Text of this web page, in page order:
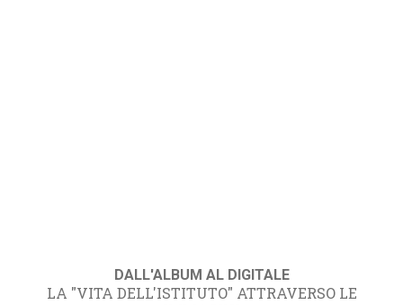
DALL'ALBUM AL DIGITALE
LA "VITA DELL'ISTITUTO" ATTRAVERSO LE